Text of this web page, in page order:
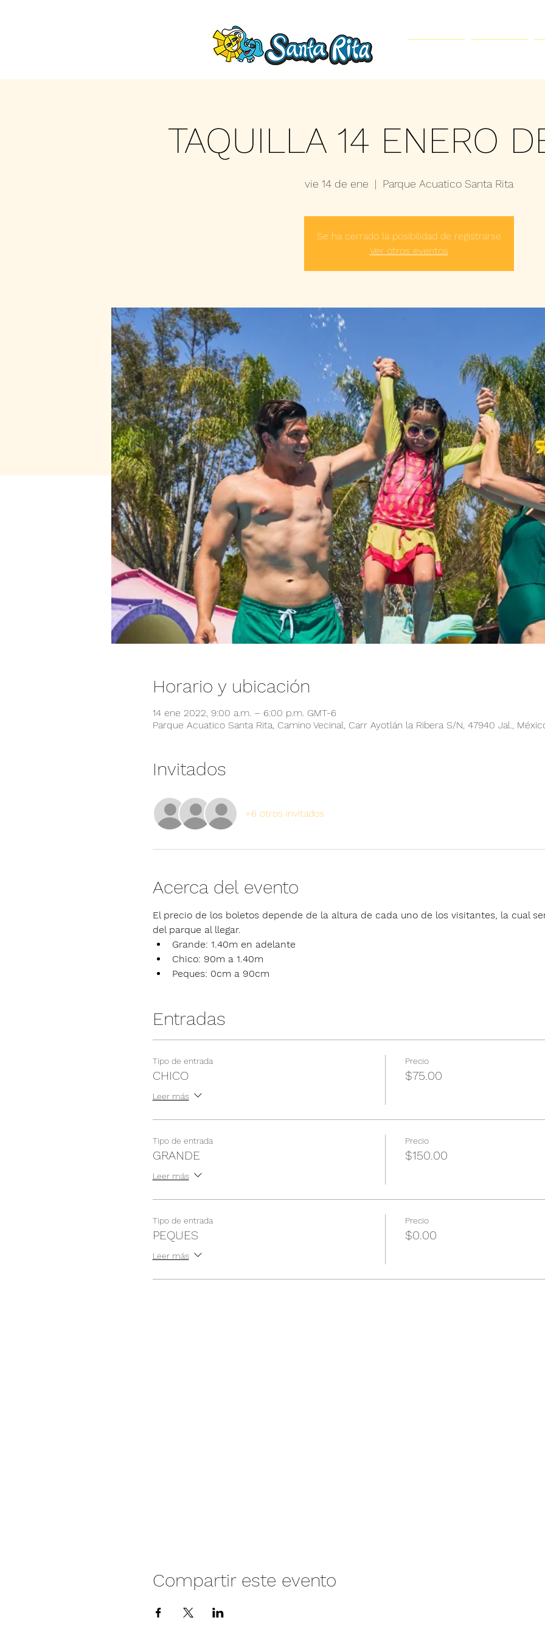
TAQUILLA 14 ENERO
vie 14 de ene
  |
Parque Acuatico Santa Rita
Se ha cerrado la posibilidad de registrarse
Ver otros eventos
Horario y ubicación
14 ene 2022, 9:00 a.m. – 6:00 p.m. GMT-6
Parque Acuatico Santa Rita, Camino Vecinal, Carr Ayotlán la Ribera S/N, 47940 Jal.,
Invitados
+6 otros invitados
Acerca del evento
El precio de los boletos depende de la altura de cada uno de los visitantes, la cual
del parque al llegar.
Grande: 1.40m en adelante
Chico: 90m a 1.40m
Peques: 0cm a 90cm
Entradas
Tipo de entrada
CHICO
Leer más
Precio
$75.00
Tipo de entrada
GRANDE
Leer más
Precio
$150.00
Tipo de entrada
PEQUES
Leer más
Precio
$0.00
Compartir este evento